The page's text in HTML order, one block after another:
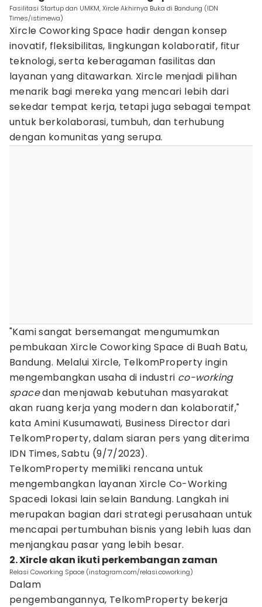
Fasilitasi Startup dan UMKM, Xircle Akhirnya Buka di Bandung (IDN
Times/istimewa)
Xircle Coworking Space hadir dengan konsep
inovatif, fleksibilitas, lingkungan kolaboratif, fitur
teknologi, serta keberagaman fasilitas dan
layanan yang ditawarkan. Xircle menjadi pilihan
menarik bagi mereka yang mencari lebih dari
sekedar tempat kerja, tetapi juga sebagai tempat
untuk berkolaborasi, tumbuh, dan terhubung
dengan komunitas yang serupa.
"Kami sangat bersemangat mengumumkan
pembukaan Xircle Coworking Space di Buah Batu,
Bandung. Melalui Xircle, TelkomProperty ingin
mengembangkan usaha di industri co-working
spacedan menjawab kebutuhan masyarakat
akan ruang kerja yang modern dan kolaboratif,"
kata Amini Kusumawati, Business Director dari
TelkomProperty, dalam siaran pers yang diterima
IDN Times, Sabtu (9/7/2023).
TelkomProperty memiliki rencana untuk
mengembangkan layanan Xircle Co-Working
Spacedi lokasi lain selain Bandung. Langkah ini
merupakan bagian dari strategi perusahaan untuk
mencapai pertumbuhan bisnis yang lebih luas dan
menjangkau pasar yang lebih besar.
2. Xircle akan ikuti perkembangan zaman
Relasi Coworking Space (instagram.com/relasi.coworking)
Dalam
pengembangannya, TelkomProperty bekerja